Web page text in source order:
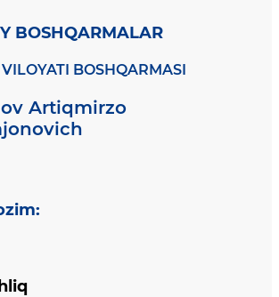
BOSHQARMALAR
BOSHQARMASI
Artiqmirzo
: